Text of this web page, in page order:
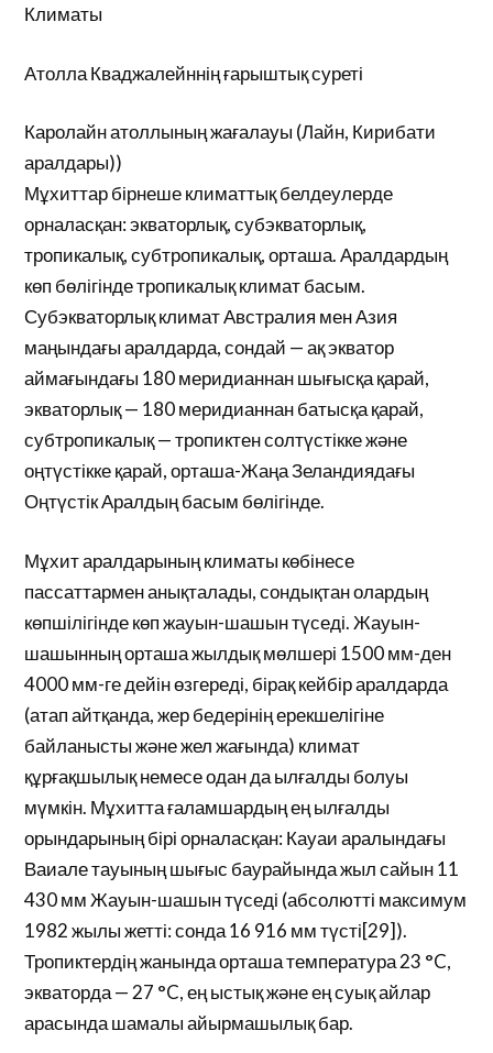
Климаты
Атолла Кваджалейннің ғарыштық суреті
Каролайн атоллының жағалауы (Лайн, Кирибати
аралдары))
Мұхиттар бірнеше климаттық белдеулерде
орналасқан: экваторлық, субэкваторлық,
тропикалық, субтропикалық, орташа. Аралдардың
көп бөлігінде тропикалық климат басым.
Субэкваторлық климат Австралия мен Азия
маңындағы аралдарда, сондай — ақ экватор
аймағындағы 180 меридианнан шығысқа қарай,
экваторлық — 180 меридианнан батысқа қарай,
субтропикалық — тропиктен солтүстікке және
оңтүстікке қарай, орташа-Жаңа Зеландиядағы
Оңтүстік Аралдың басым бөлігінде.
Мұхит аралдарының климаты көбінесе
пассаттармен анықталады, сондықтан олардың
көпшілігінде көп жауын-шашын түседі. Жауын-
шашынның орташа жылдық мөлшері 1500 мм-ден
4000 мм-ге дейін өзгереді, бірақ кейбір аралдарда
(атап айтқанда, жер бедерінің ерекшелігіне
байланысты және жел жағында) климат
құрғақшылық немесе одан да ылғалды болуы
мүмкін. Мұхитта ғаламшардың ең ылғалды
орындарының бірі орналасқан: Кауаи аралындағы
Ваиале тауының шығыс баурайында жыл сайын 11
430 мм Жауын-шашын түседі (абсолютті максимум
1982 жылы жетті: сонда 16 916 мм түсті[29]).
Тропиктердің жанында орташа температура 23 °C,
экваторда — 27 °C, ең ыстық және ең суық айлар
арасында шамалы айырмашылық бар.